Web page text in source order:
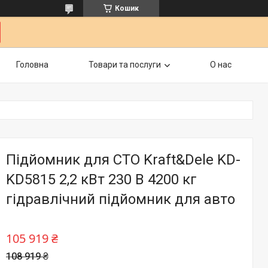
Кошик
Головна Товари та послуги О нас
Підйомник для СТО Kraft&Dele KD-
KD5815 2,2 кВт 230 В 4200 кг
гідравлічний підйомник для авто
108 919 ₴
105 919 ₴